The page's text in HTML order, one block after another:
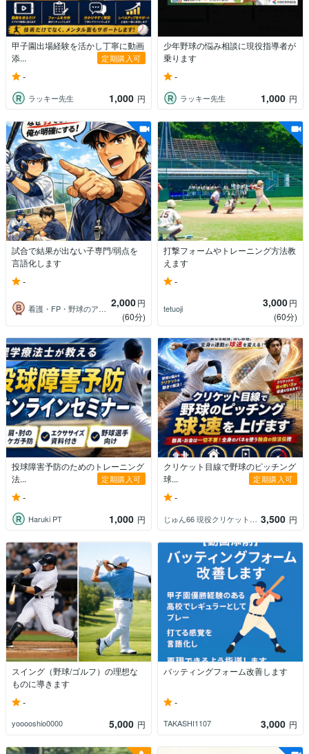
甲子園出場経験を活かし丁寧に動画
添...
定期購入可
-
ラッキー先生 1,000 円
少年野球の悩み相談に現役指導者が
乗ります
-
ラッキー先生 1,000 円
試合で結果が出ない子専門/弱点を
言語化します
-
看護・FP・野球のアドバイザー 2,000円
(60分)
打撃フォームやトレーニング方法教
えます
-
tetuoji 3,000円
(60分)
投球障害予防のためのトレーニング
法...
定期購入可
-
Haruki PT 1,000 円
クリケット目線で野球のピッチング
球...
定期購入可
-
じゅん66 現役クリケット選手 3,500 円
スイング（野球/ゴルフ）の理想な
ものに導きます
-
yooooshio0000 5,000 円
バッティングフォーム改善します
-
TAKASHI1107 3,000 円